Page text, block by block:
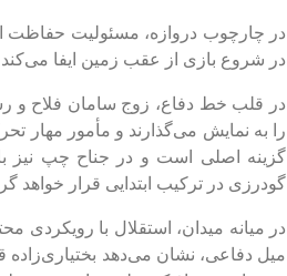
در چارچوب دروازه، مسئولیت حفاظت از
در شروع بازی از عقب زمین ایفا
در قلب خط دفاع، زوج سامان فلاح و
را به نمایش می‌گذارند و مأمور
گزینه اصلی است و در جناح چپ نیز
گودرزی در ترکیب ابتدایی قرار خواهد
در میانه میدان، استقلال با
میل دفاعی، نشان می‌دهد بختیاری‌زاده